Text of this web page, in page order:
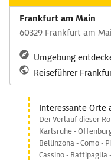
Frankfurt am Main
60329 Frankfurt am
Umgebung
Reiseführer
Interessante Orte
Der Verlauf dieser
Karlsruhe -
Bellinzona - Como -
Cassino - Battipaglia